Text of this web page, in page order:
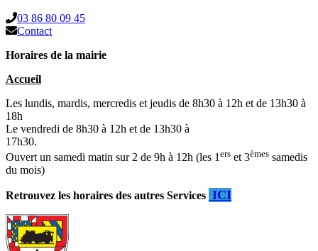
03 86 80 09 45
Contact
Horaires de la mairie
Accueil
Les lundis, mardis, mercredis et jeudis de 8h30 à 12h et de 13h30 à
18h
Le vendredi de 8h30 à 12h et de 13h30 à
17h30.
Ouvert un samedi matin sur 2 de 9h à 12h (les 1ers et 3èmes samedis
du mois)
Retrouvez les horaires des autres Services ICI